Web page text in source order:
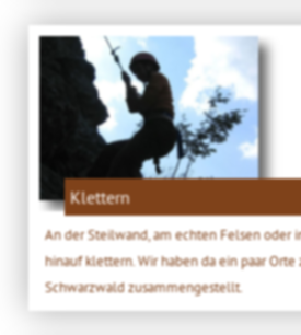
Klettern
An der Steilwand, am echten Felsen oder
hinauf klettern. Wir haben da ein paar
Schwarzwald zusammengestellt.